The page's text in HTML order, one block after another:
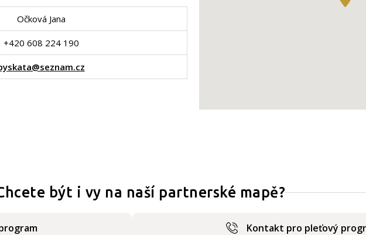
Očková Jana
+420 608 224 190
být i vy na naší partnerské mapě?
Kontakt pro pleťový